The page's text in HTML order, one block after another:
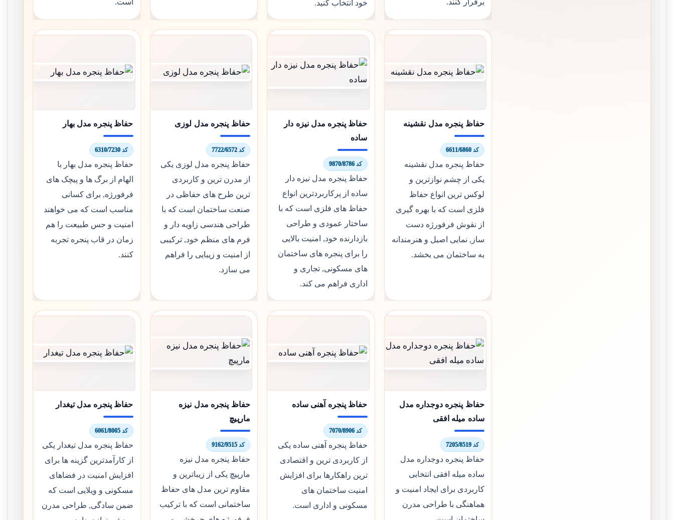
خود انتخاب کنید.
حفاظ پنجره مدل نقشینه
کد 6611/6860
حفاظ پنجره مدل نقشینه
یکی از چشم نوازترین و
لوکس ترین انواع حفاظ
فلزی است که با بهره گیری
از نقوش فرفورژه دست
ساز, نمایی اصیل و هنرمندانه
به ساختمان می بخشد.
حفاظ پنجره مدل نیزه دار
ساده
کد 9870/8786
حفاظ پنجره مدل نیزه دار
ساده از پرکاربردترین انواع
حفاظ های فلزی است که با
ساختار عمودی و طراحی
بازدارنده خود, امنیت بالایی
را برای پنجره های ساختمان
های مسکونی, تجاری و
اداری فراهم می کند.
حفاظ پنجره مدل لوزی
کد 7722/6572
حفاظ پنجره مدل لوزی یکی
از مدرن ترین و کاربردی
ترین طرح های حفاظی در
صنعت ساختمان است که با
طراحی هندسی زاویه دار و
فرم های منظم خود, ترکیبی
از امنیت و زیبایی را فراهم
می سازد.
حفاظ پنجره مدل بهار
کد 6310/7230
حفاظ پنجره مدل بهار با
الهام از برگ ها و پیچک های
فرفورژه, برای کسانی
مناسب است که می خواهند
امنیت و حس طبیعت را هم
زمان در قاب پنجره تجربه
کنند.
حفاظ پنجره دوجداره مدل
ساده میله افقی
کد 7205/8519
حفاظ پنجره دوجداره مدل
ساده میله افقی انتخابی
کاربردی برای ایجاد امنیت و
هماهنگی با طراحی مدرن
حفاظ پنجره آهنی ساده
کد 7070/8906
حفاظ پنجره آهنی ساده یکی
از کاربردی ترین و اقتصادی
ترین راهکارها برای افزایش
امنیت ساختمان های
مسکونی و اداری است.
حفاظ پنجره مدل نیزه
مارپیچ
کد 9162/9515
حفاظ پنجره مدل نیزه
مارپیچ یکی از زیباترین و
مقاوم ترین مدل های حفاظ
ساختمانی است که با ترکیب
حفاظ پنجره مدل تیغدار
کد 6061/8005
حفاظ پنجره مدل تیغدار یکی
از کارآمدترین گزینه ها برای
افزایش امنیت در فضاهای
مسکونی و ویلایی است که
ضمن سادگی, طراحی مدرن